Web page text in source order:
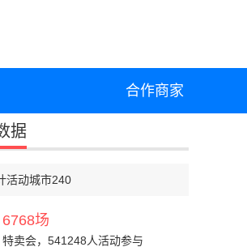
合作商家
据
活动城市240
特卖会，541248